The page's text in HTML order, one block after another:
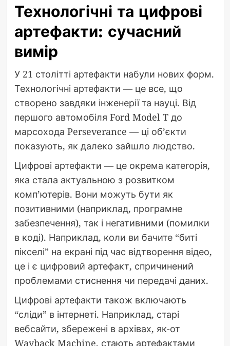
Технологічні та цифрові
артефакти: сучасний
вимір
У 21 столітті артефакти набули нових форм.
Технологічні артефакти — це все, що
створено завдяки інженерії та науці. Від
першого автомобіля Ford Model T до
марсохода Perseverance — ці об’єкти
показують, як далеко зайшло людство.
Цифрові артефакти — це окрема категорія,
яка стала актуальною з розвитком
комп’ютерів. Вони можуть бути як
позитивними (наприклад, програмне
забезпечення), так і негативними (помилки
в коді). Наприклад, коли ви бачите “биті
пікселі” на екрані під час відтворення відео,
це і є цифровий артефакт, спричинений
проблемами стиснення чи передачі даних.
Цифрові артефакти також включають
“сліди” в інтернеті. Наприклад, старі
вебсайти, збережені в архівах, як-от
Wayback Machine, стають артефактами